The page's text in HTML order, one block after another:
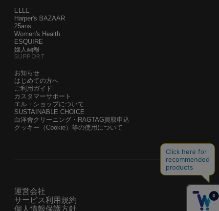
ELLE
Harper's BAZAAR
25ans
Women's Health
ESQUIRE
婦人画報
SUPPORT
お知らせ
はじめての方へ
ご利用ガイド
カスタマーサポート
エル・ショップについて
SUSTAINABLE CHOICE
白洋舍クリーニング・RAGTAG買取申込
クッキー（Cookie）等の使用について
運営会社
サービス利用規約
個人情報保護方針